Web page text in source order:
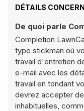
DÉTAILS
De quoi parle
Completion
type stickman où
travail d'entretien
e-mail avec les
travail en tondant
devrez accepter
inhabituelles,